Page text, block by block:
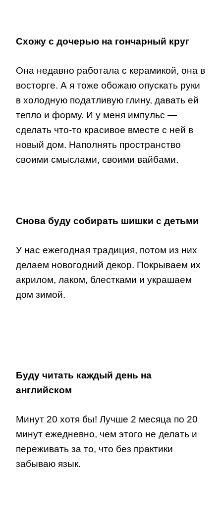
Схожу с дочерью на гончарный круг
Она недавно работала с керамикой, она в
восторге. А я тоже обожаю опускать руки
в холодную податливую глину, давать ей
тепло и форму. И у меня импульс —
сделать что-то красивое вместе с ней в
новый дом. Наполнять пространство
своими смыслами, своими вайбами.
Снова буду собирать шишки с детьми
У нас ежегодная традиция, потом из них
делаем новогодний декор. Покрываем их
акрилом, лаком, блестками и украшаем
дом зимой.
Буду читать каждый день на
английском
Минут 20 хотя бы! Лучше 2 месяца по 20
минут ежедневно, чем этого не делать и
переживать за то, что без практики
забываю язык.